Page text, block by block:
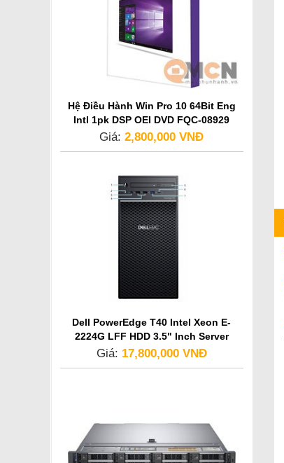
Hệ Điều Hành Win Pro 10 64Bit Eng
Intl 1pk DSP OEI DVD FQC-08929
Giá:2,800,000 VNĐ
Dell PowerEdge T40 Intel Xeon E-
2224G LFF HDD 3.5" Inch Server
Giá: 17,800,000 VNĐ